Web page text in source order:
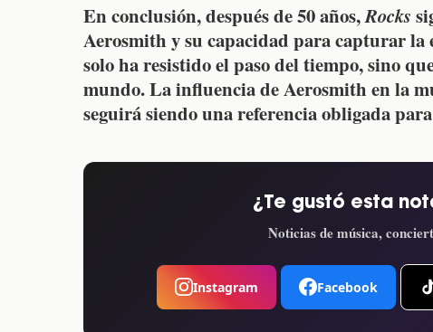
En conclusión, después de 50 años,Rocks
Aerosmith y su capacidad para capturar la
solo ha resistido el paso del tiempo, sino
mundo. La influencia deAerosmith en la
seguirá siendo una referencia obligada
¿Te gustó esta
Noticias de música,
Instagram Facebook